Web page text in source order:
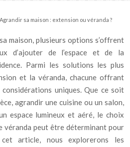
sa maison : extension ou véranda ?
maison, plusieurs options s’offrent
d’ajouter de l’espace et de la
Parmi les solutions les plus
et la véranda, chacune offrant
uniques. Que ce soit
agrandir une cuisine ou un salon,
espace lumineux et aéré, le choix
véranda peut être déterminant pour
article, nous explorerons les